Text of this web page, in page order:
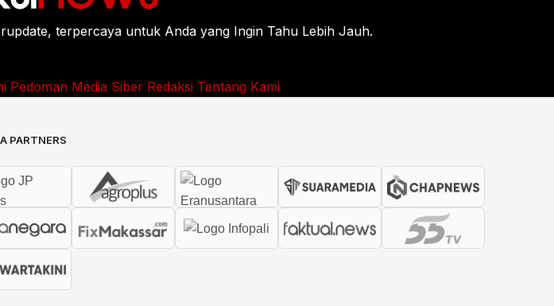
terpercaya untuk Anda yang Ingin Tahu Lebih Jauh.
Pedoman Media Siber Redaksi Tentang Kami
PARTNERS